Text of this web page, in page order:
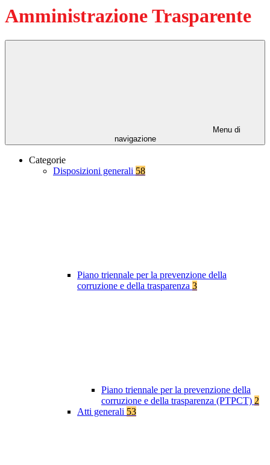
Amministrazione Trasparente
Menu di
navigazione
Categorie
Disposizioni generali 58
Piano triennale per la prevenzione della
corruzione e della trasparenza 3
Piano triennale per la prevenzione della
corruzione e della trasparenza (PTPCT) 2
Atti generali 53